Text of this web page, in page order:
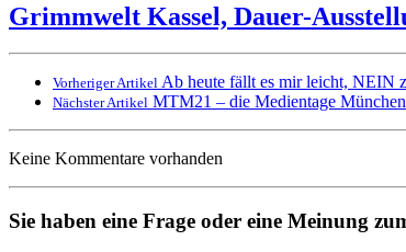
Grimmwelt Kassel, Dauer-
Vorheriger Artikel Ab heute fällt es mir leicht, NEIN
Nächster Artikel MTM21 – die Medientage
Keine Kommentare vorhanden
Sie haben eine Frage oder eine Meinung